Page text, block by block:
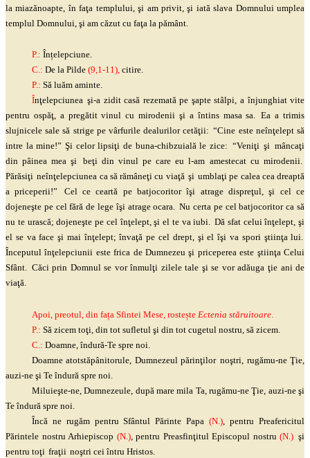
la miazănoapte, înfaţa templului,şi am privit,şi iată slava Domnului umplea
templul Domnului, şi am căzut cu faţa la pământ.
P.: Înțelepciune.
C.: De la Pilde (9,1-11),citire.
P.: Să luăm aminte.
Înţelepciunea şi-a zidit casă rezemată pe şaptestâlpi, a înjunghiat vite
pentru ospăţ, a pregătit vinul cu mirodeniişi a întins masa sa. Ea a trimis
slujnicele sale să strige pe vârfurile dealurilorcetăţii: “Cine este neînţeleptsă
intre la mine!” Şi celorlipsiţi de buna-chibzuială le zice: “Veniţi şi mâncaţi
din pâinea meaşi beţidin vinul pe care eu l-am amestecat cu mirodenii.
Părăsiţi neînţelepciunea ca să rămâneţi cu viaţă şi umblaţi pe calea cea dreaptă
a priceperii!”
Cel ce ceartă pe batjocoritorîşi atragedispreţul,şi cel ce
dojeneşte pe cel fără de legeîşiatrage ocara. Nu certa pe cel batjocoritor ca să
nu te urască;dojeneşte pe celînţelept,şi el te va iubi. Dă sfat celuiînţelept, şi
el se va faceşi maiînţelept;învaţă pe cel drept, şielîşi va spori ştiinţalui.
Începutulînţelepciunii este frica de Dumnezeuşi priceperea este ştiinţaCelui
Sfânt. Căci prin Domnul se vorînmulţi zilele tale şise vor adăuga ţieani de
viaţă.
Apoi, preotul, din fața Sfintei Mese, rostește Ectenia stăruitoare.
P.: Să zicem toţi, din tot sufletul şidin tot cugetul nostru, să zicem.
C.: Doamne, îndură-Te spre noi.
Doamneatotstăpânitorule, Dumnezeul părinţilor noştri, rugămu-neŢie,
auzi-ne şi Te îndură spre noi.
Miluieşte-ne, Dumnezeule, după mare mila Ta, rugămu-neŢie, auzi-neşi
Te îndură spre noi.
Încă ne rugăm pentru Sfântul Părinte Papa(N.), pentru Preafericitul
Părintele nostru Arhiepiscop (N.), pentru PreasfinţitulEpiscopul nostru(N.) şi
pentru toţi fraţii noştri cei întru Hristos.